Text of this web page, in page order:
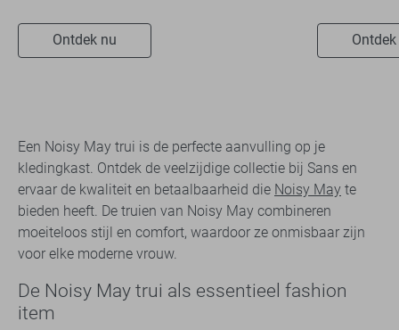
Ontdek nu
Een Noisy May trui is de perfecte aanvulling op je
kledingkast. Ontdek de veelzijdige collectie bij Sans en
ervaar de kwaliteit en betaalbaarheid die Noisy May te
bieden heeft. De truien van Noisy May combineren
moeiteloos stijl en comfort, waardoor ze onmisbaar zijn
voor elke moderne vrouw.
De Noisy May trui als essentieel fashion
item